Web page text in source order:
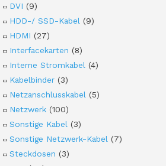
DVI (9)
HDD-/ SSD-Kabel (9)
HDMI (27)
Interfacekarten (8)
Interne Stromkabel (4)
Kabelbinder (3)
Netzanschlusskabel (5)
Netzwerk (100)
Sonstige Kabel (3)
Sonstige Netzwerk-Kabel (7)
Steckdosen (3)